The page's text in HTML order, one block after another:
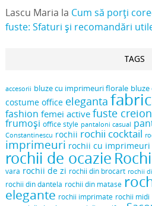
Lascu Maria la Cum să porți
fuste: Sfaturi și recomandări
TAGS
accesorii bluze cu imprimeuri florale bluze
costume office eleganta
fashion femei active fuste creion
frumoși office style pantaloni casual
Constantinescu rochii rochii cocktail
imprimeuri rochii cu imprimeuri
rochii de ocazie
vara rochii de zi rochii din brocart rochii
rochii din dantela rochii din matase
elegante rochii imprimate rochii midi